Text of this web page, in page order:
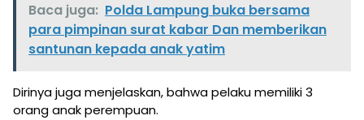
Baca juga: Polda Lampung buka bersama
para pimpinan surat kabar Dan memberikan
santunan kepada anak yatim
Dirinya juga menjelaskan, bahwa pelaku memiliki 3
orang anak perempuan.